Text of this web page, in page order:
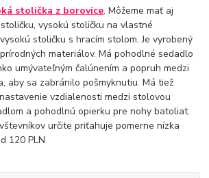
stolička z borovice. Môžeme mať aj
vysokú stoličku na vlastné
stoličku s hracím stolom. Je vyrobený
materiálov. Má pohodlné sedadlo
umývateľným čalúnením a popruh medzi
aby sa zabránilo pošmyknutiu. Má tiež
vzdialenosti medzi stolovou
a pohodlnú opierku pre nohy batoliat.
určite priťahuje pomerne nízka
120 PLN